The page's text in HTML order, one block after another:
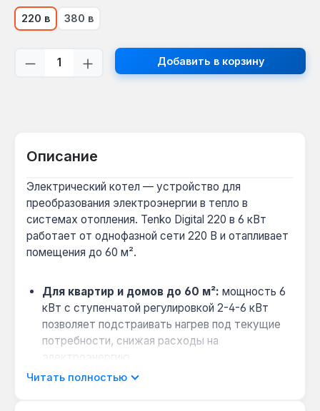
220 в 380 в
Количество продукта: введите
Добавить в корзину
Описание
Электрический котел — устройство для
преобразования электроэнергии в тепло в
системах отопления. Tenko Digital 220 в 6 кВт
работает от однофазной сети 220 В и отапливает
помещения до 60 м².
Для квартир и домов до 60 м²: мощность 6
кВт с ступенчатой регулировкой 2-4-6 кВт
позволяет подстраивать нагрев под текущие
потребности, снижая расходы на
электроэнергию.
Выбор при отсутствии газа:
Читать полностью